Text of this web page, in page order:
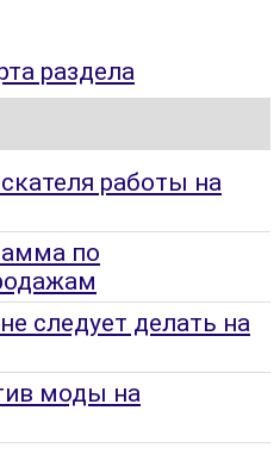
раздела
работы на
по
следует делать на
моды на